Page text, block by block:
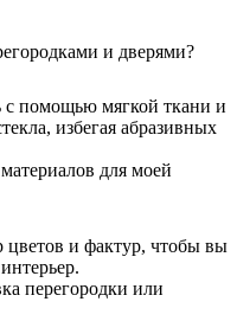
и дверями?
с помощью мягкой ткани и
избегая абразивных
для моей
и фактур, чтобы вы
перегородки или